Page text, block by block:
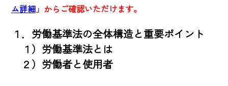
ム詳細 」からご確認いただけます。
１．労働基準法の全体構造と重要ポイント
１）労働基準法とは
２）労働者と使用者